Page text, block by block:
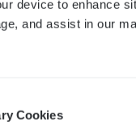
device to enhance
and assist in our
Cookies
Manager